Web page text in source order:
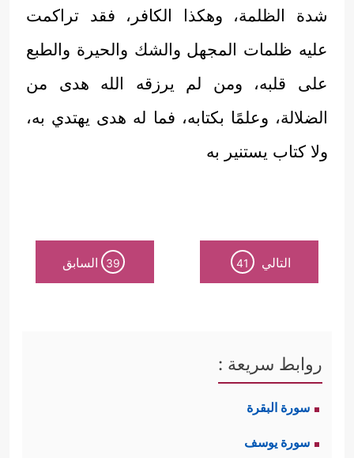
شدة الظلمة، وهكذا الكافر، فقد تراكمت
عليه ظلمات المجهل والشك والحيرة والطبع
على قلبه، ومن لم يرزقه الله هدى من
الضلالة، وعلمًا بكتابه، فما له هدى يهتدي به،
ولا كتاب يستنير به
التالي 41
39 السابق
روابط سريعة :
سورة البقرة
سورة يوسف